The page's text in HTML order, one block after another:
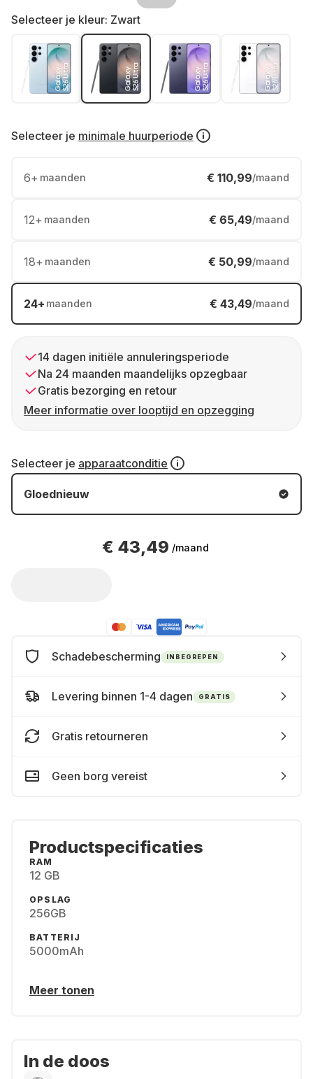
Selecteer je kleur: Zwart
Selecteer je minimale huurperiode
6+ maanden € 110,99/maand
12+ maanden € 65,49/maand
18+ maanden € 50,99/maand
24+ maanden € 43,49/maand
14 dagen initiële annuleringsperiode
Na 24 maanden maandelijks opzegbaar
Gratis bezorging en retour
Meer informatie over looptijd en opzegging
Selecteer je apparaatconditie
Gloednieuw
€ 43,49 /maand
Schadebescherming INBEGREPEN
Levering binnen 1-4 dagen GRATIS
Gratis retourneren
Geen borg vereist
Productspecificaties
RAM
12 GB
OPSLAG
256GB
BATTERIJ
5000mAh
Meer tonen
In de doos